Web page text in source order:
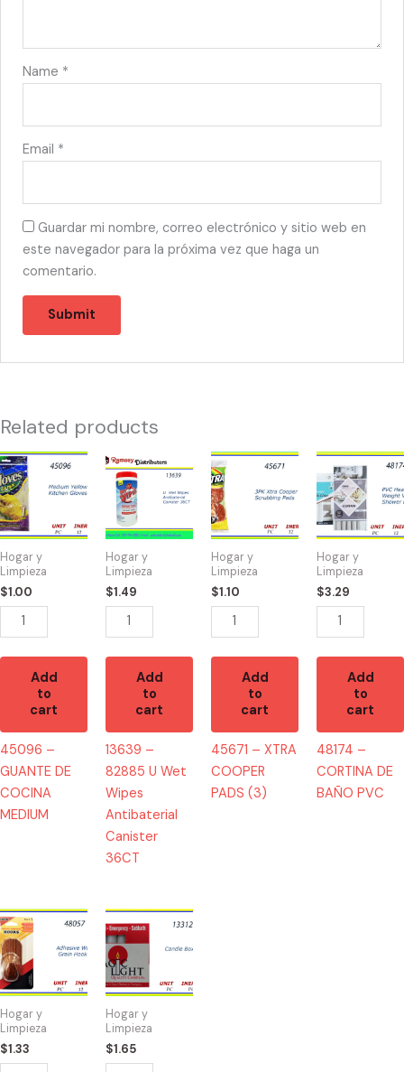
Name *
Email *
Guardar mi nombre, correo electrónico y sitio web en
este navegador para la próxima vez que haga un
comentario.
Related products
Hogar y
Limpieza
$1.00
45096
-
GUANTE
DE
COCINA
MEDIUM
quantity
Add
to
cart
45096 –
GUANTE DE
COCINA
MEDIUM
Hogar y
Limpieza
$1.49
13639
82885
U
Wet
Wipes
Antibaterial
Canister
36CT
quantity
Add
to
cart
13639 –
82885 U Wet
Wipes
Antibaterial
Canister
36CT
Hogar y
Limpieza
$1.10
45671
-
XTRA
COOPER
PADS
(3)
quantity
Add
to
cart
45671 – XTRA
COOPER
PADS (3)
Hogar y
Limpieza
$3.29
48174
-
CORTINA
DE
BAÑO
PVC
quantity
Add
to
cart
48174 –
CORTINA DE
BAÑO PVC
Hogar y
Limpieza
$1.33
48057
-
GANCHO
DE
MADERA
ADHESIVO(1)
quantity
Hogar y
Limpieza
$1.65
-
CANDLE
BOX
12
quantity